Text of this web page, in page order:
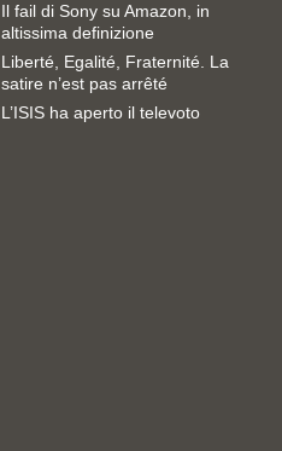
Il fail di Sony su Amazon, in
altissima definizione
Liberté, Egalité, Fraternité. La
satire n’est pas arrêté
L’ISIS ha aperto il televoto